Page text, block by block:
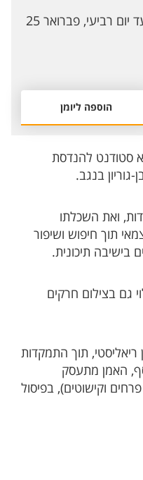
יום שלישי, בשעה 17:00 עד יום רביעי, פברואר 25
הוספה ליומן
סטודנט להנדסת
בנגב.
ואת השכלתו
תוך חיפוש ושיפור
בישיבה תיכונית.
גם בצילום חרקים
ריאליסטי, תוך התמקדות
האמן מתעסק
וקישוטים), בפיסול